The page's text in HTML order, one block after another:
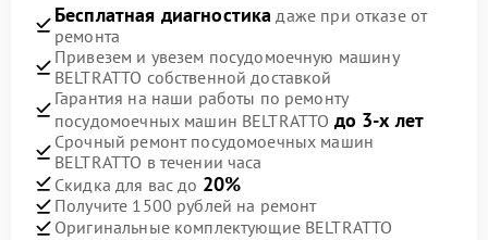
Бесплатная диагностика даже при отказе от
ремонта
Привезем и увезем посудомоечную машину
BELTRATTO собственной доставкой
Гарантия на наши работы по ремонту
посудомоечных машин BELTRATTO до 3-х лет
Срочный ремонт посудомоечных машин
BELTRATTO в течении часа
Скидка для вас до 20%
Получите 1500 рублей на ремонт
Оригинальные комплектующие BELTRATTO